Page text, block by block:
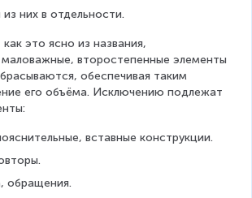
них в отдельности.
как это ясно из названия,
второстепенные элементы
обеспечивая таким
его объёма. Исключению подлежат
вставные конструкции.
обращения.